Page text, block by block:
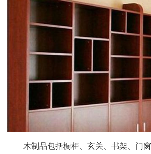
木制品包括橱柜、玄关、书架、门窗